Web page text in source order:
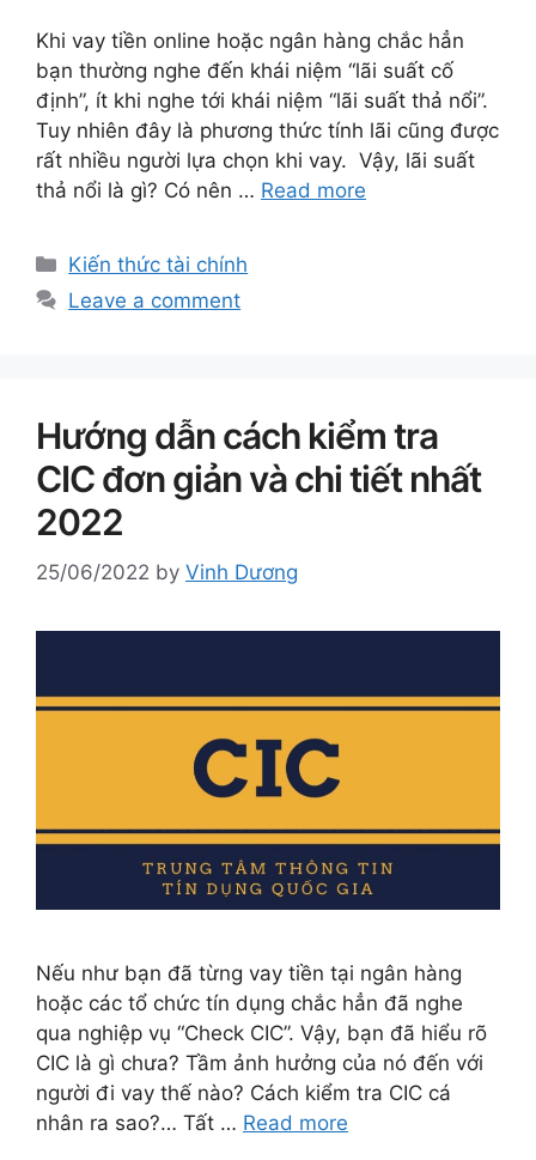
Khi vay tiền online hoặc ngân hàng chắc hẳn
bạn thường nghe đến khái niệm “lãi suất cố
định”, ít khi nghe tới khái niệm “lãi suất thả nổi”.
Tuy nhiên đây là phương thức tính lãi cũng được
rất nhiều người lựa chọn khi vay. Vậy, lãi suất
thả nổi là gì? Có nên … Read more
Categories
Kiến thức tài chính
Leave a comment
Hướng dẫn cách kiểm tra
CIC đơn giản và chi tiết nhất
2022
25/06/2022 by Vinh Dương
Nếu như bạn đã từng vay tiền tại ngân hàng
hoặc các tổ chức tín dụng chắc hẳn đã nghe
qua nghiệp vụ “Check CIC”. Vậy, bạn đã hiểu rõ
CIC là gì chưa? Tầm ảnh hưởng của nó đến với
người đi vay thế nào? Cách kiểm tra CIC cá
nhân ra sao?… Tất … Read more